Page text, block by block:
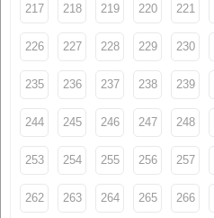
217 218 219 220 221
226 227 228 229 230
235 236 237 238 239
244 245 246 247 248
253 254 255 256 257
262 263 264 265 266